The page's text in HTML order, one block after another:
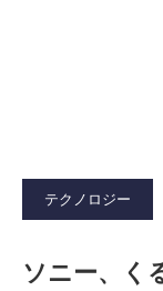
テクノロジー
ソニー、く